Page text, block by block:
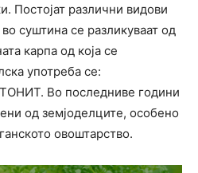
Постојат различни видови
суштина се разликуваат од
карпа од која се
употреба се:
Во последниве години
од земјоделците, особено
овоштарство.